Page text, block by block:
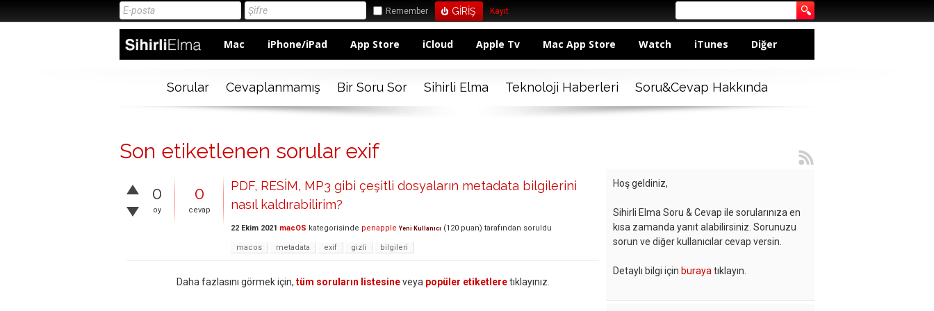
Remember Kayıt
Mac iPhone/iPad App Store iCloud Apple Tv Mac App Store Watch iTunes Diğer
Sorular Cevaplanmamış Bir Soru Sor Sihirli Elma Teknoloji Haberleri Soru&Cevap Hakkında
Son etiketlenen sorular exif
0
oy
0
cevap
PDF, RESİM, MP3 gibi çeşitli dosyaların metadata bilgilerini
nasıl kaldırabilirim?
22 Ekim 2021 macOS kategorisinde penapple Yeni Kullanıcı (120 puan) tarafından soruldu
macos metadata exif gizli bilgileri
Daha fazlasını görmek için, tüm soruların listesineveya popüler etiketleretıklayınız.
Hoş geldiniz,
Sihirli Elma Soru & Cevap ile sorularınıza en
kısa zamanda yanıt alabilirsiniz. Sorunuzu
sorun ve diğer kullanıcılar cevap versin.
Detaylı bilgi için buraya tıklayın.